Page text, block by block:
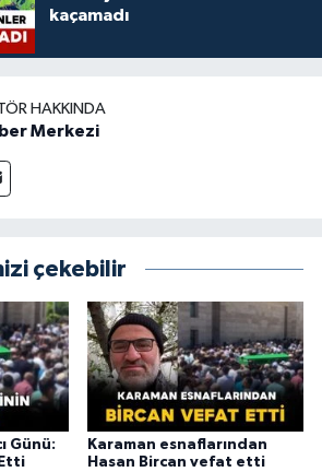
kaçamadı
HAKKINDA
Merkezi
çekebilir
Günü:
Karaman esnaflarından
Hasan Bircan vefat etti